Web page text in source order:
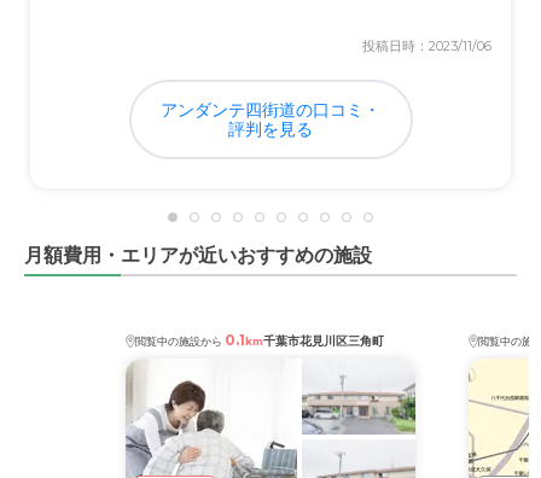
私の自宅から近いので、もしもの時や急病の時は便利で
す。また近くには買い物もバス停もあるので良いと思いま
月々の支払いだけのシステムなので今のところ満足してい
ますが、本人の貯金や家を売ったお金があるので助かりま
す。
投稿日時：2023/11/06
アンダンテ四街道の口コミ・
評判を見る
月額費用・エリアが近いおすすめの施設
閲覧中の施設から 0.1km千葉市花見川区三角町 閲覧中の施